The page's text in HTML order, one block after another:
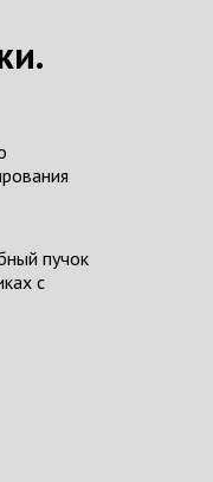
пучок
с